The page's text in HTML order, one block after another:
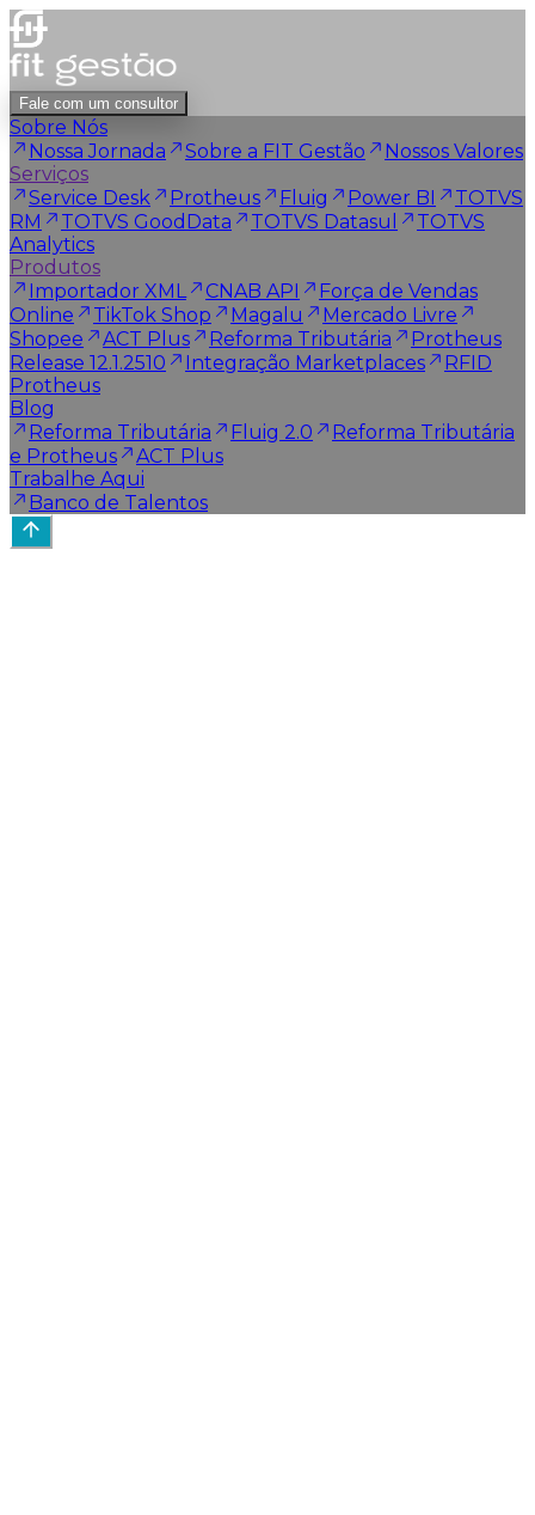
Fale com um consultor
Sobre Nós
Nossa Jornada
Sobre a FIT Gestão
Nossos Valores
Serviços
Service Desk
Protheus Fluig Power BI
TOTVS
RM
TOTVS GoodData TOTVS Datasul
TOTVS
Analytics
Produtos
Importador XML
CNAB API
Força de Vendas
Online
TikTok Shop Magalu
Mercado Livre
Shopee
ACT Plus Reforma Tributária
Protheus
Release 12.1.2510
Integração Marketplaces
RFID
Protheus
Blog
Reforma Tributária
Fluig 2.0
Reforma Tributária
e Protheus
ACT Plus
Trabalhe Aqui
Banco de Talentos